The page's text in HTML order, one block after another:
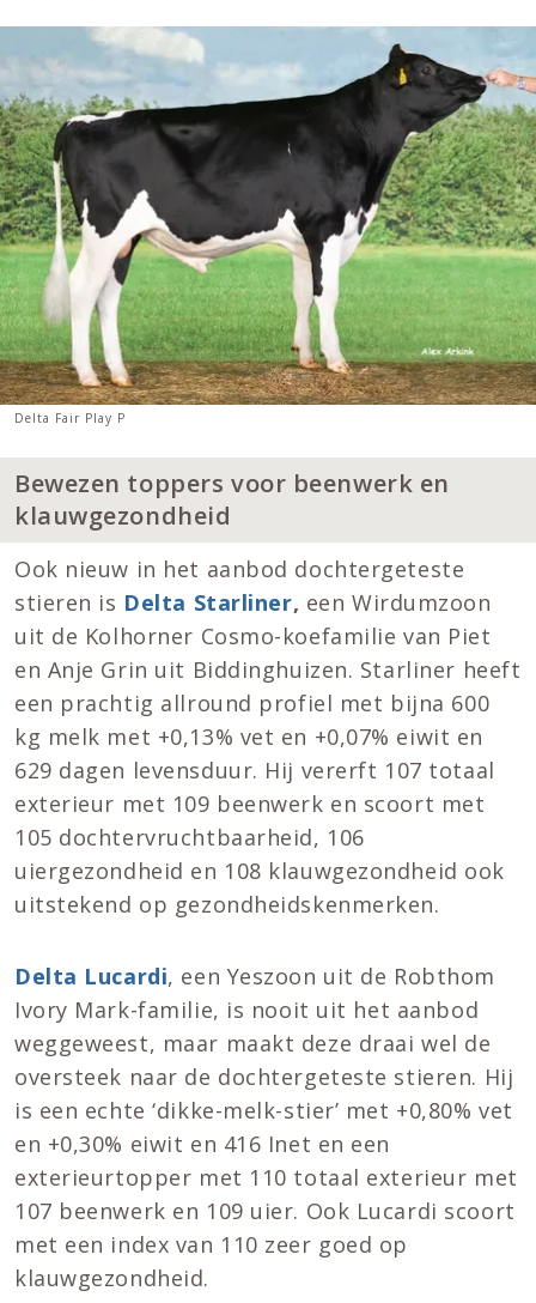
Delta Fair Play P
Bewezen toppers voor beenwerk en
klauwgezondheid
Ook nieuw in het aanbod dochtergeteste
stieren is Delta Starliner, een Wirdumzoon
uit de Kolhorner Cosmo-koefamilie van Piet
en Anje Grin uit Biddinghuizen. Starliner heeft
een prachtig allround profiel met bijna 600
kg melk met +0,13% vet en +0,07% eiwit en
629 dagen levensduur. Hij vererft 107 totaal
exterieur met 109 beenwerk en scoort met
105 dochtervruchtbaarheid, 106
uiergezondheid en 108 klauwgezondheid ook
uitstekend op gezondheidskenmerken.
Delta Lucardi, een Yeszoon uit de Robthom
Ivory Mark-familie, is nooit uit het aanbod
weggeweest, maar maakt deze draai wel de
oversteek naar de dochtergeteste stieren. Hij
is een echte ‘dikke-melk-stier’ met +0,80% vet
en +0,30% eiwit en 416 Inet en een
exterieurtopper met 110 totaal exterieur met
107 beenwerk en 109 uier. Ook Lucardi scoort
met een index van 110 zeer goed op
klauwgezondheid.